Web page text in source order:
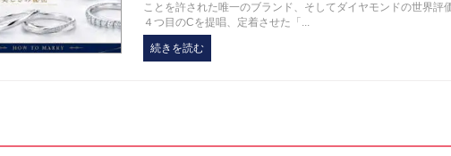
ことを許された唯一のブランド、そしてダイヤモンドの世界評
４つ目のCを提唱、定着させた「...
続きを読む